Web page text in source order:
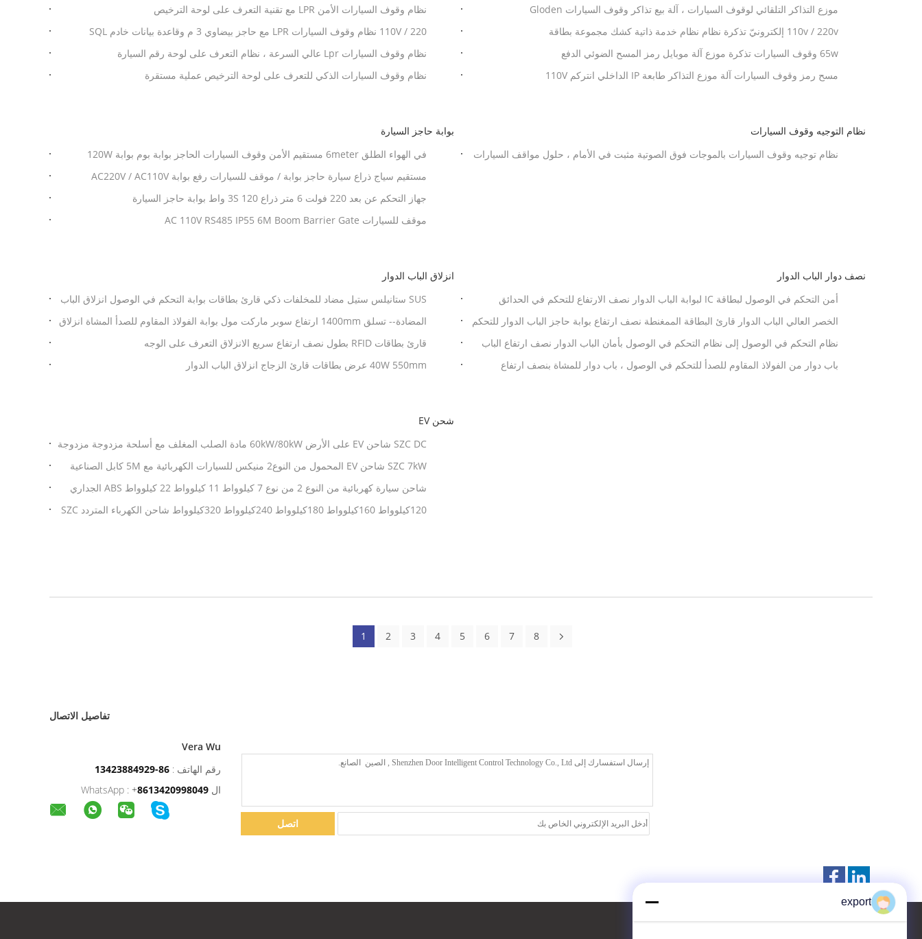
نظام وقوف السيارات الأمن LPR مع تقنية التعرف على لوحة الترخيص
220 / 110V نظام وقوف السيارات LPR مع حاجز بيضاوي 3 م وقاعدة بيانات خادم SQL
نظام وقوف السيارات Lpr عالي السرعة ، نظام التعرف على لوحة رقم السيارة
نظام وقوف السيارات الذكي للتعرف على لوحة الترخيص عملية مستقرة
موزع التذاكر التلقائي لوقوف السيارات ، آلة بيع تذاكر وقوف السيارات Gloden
110v / 220v إلكترونيّ تذكرة نظام نظام خدمة ذاتية كشك مجموعة بطاقة
65w وقوف السيارات تذكرة موزع آلة موبايل رمز المسح الضوئي الدفع
مسح رمز وقوف السيارات آلة موزع التذاكر طابعة IP الداخلي انتركم 110V
بوابة حاجز السيارة
في الهواء الطلق 6meter مستقيم الأمن وقوف السيارات الحاجز بوابة بوم بوابة 120W
مستقيم سياج ذراع سيارة حاجز بوابة / موقف للسيارات رفع بوابة AC220V / AC110V
جهاز التحكم عن بعد 220 فولت 6 متر ذراع 3S 120 واط بوابة حاجز السيارة
موقف للسيارات AC 110V RS485 IP55 6M Boom Barrier Gate
نظام التوجيه وقوف السيارات
نظام توجيه وقوف السيارات بالموجات فوق الصوتية مثبت في الأمام ، حلول مواقف السيارات
انزلاق الباب الدوار
SUS ستانيلس ستيل مضاد للمخلفات ذكي قارئ بطاقات بوابة التحكم في الوصول انزلاق الباب
الدوار
المضادة-- تسلق 1400mm ارتفاع سوبر ماركت مول بوابة الفولاذ المقاوم للصدأ المشاة انزلاق
بوابات
قارئ بطاقات RFID بطول نصف ارتفاع سريع الانزلاق التعرف على الوجه
40W 550mm عرض بطاقات قارئ الزجاج انزلاق الباب الدوار
نصف دوار الباب الدوار
أمن التحكم في الوصول لبطاقة IC لبوابة الباب الدوار نصف الارتفاع للتحكم في الحدائق
المزدحمة
الخصر العالي الباب الدوار قارئ البطاقة الممغنطة نصف ارتفاع بوابة حاجز الباب الدوار للتحكم
في مدخل الملاعب
نظام التحكم في الوصول إلى نظام التحكم في الوصول بأمان الباب الدوار نصف ارتفاع الباب
الدوار
باب دوار من الفولاذ المقاوم للصدأ للتحكم في الوصول ، باب دوار للمشاة بنصف ارتفاع
شحن EV
SZC DC شاحن EV على الأرض 60kW/80kW مادة الصلب المغلف مع أسلحة مزدوجة مزدوجة
لمشروع OCPP 1.6J المناقصة GBT CCS1/CCS2 CHAdemo
SZC 7kW شاحن EV المحمول من النوع2 منيكس للسيارات الكهربائية مع 5M كابل الصناعية
وصلة سهلة الحمل
شاحن سيارة كهربائية من النوع 2 من نوع 7 كيلوواط 11 كيلوواط 22 كيلوواط ABS الجداري
للمنازل ومواقف السيارات في صناعة السيارات الكهربائية في الاتحاد الأوروبي
120كيلوواط 160كيلوواط 180كيلوواط 240كيلوواط 320كيلوواط شاحن الكهرباء المتردد SZC
1 2 3 4 5 6 7 8
تفاصيل الاتصال
Vera Wu
رقم الهاتف : 86-13423884929
ال WhatsApp :
+8613420998049
اتصل
export